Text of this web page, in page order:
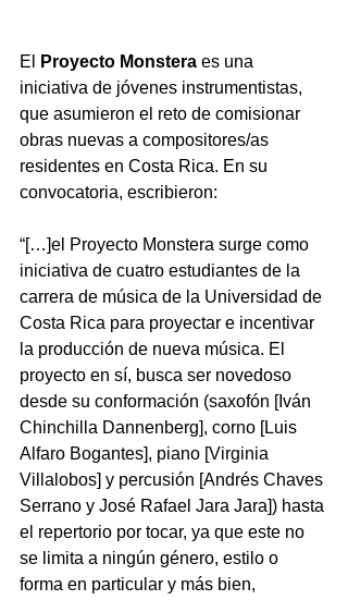
El Proyecto Monstera es una
iniciativa de jóvenes instrumentistas,
que asumieron el reto de comisionar
obras nuevas a compositores/as
residentes en Costa Rica. En su
convocatoria, escribieron:
“[…]el Proyecto Monstera surge como
iniciativa de cuatro estudiantes de la
carrera de música de la Universidad de
Costa Rica para proyectar e incentivar
la producción de nueva música. El
proyecto en sí, busca ser novedoso
desde su conformación (saxofón [Iván
Chinchilla Dannenberg], corno [Luis
Alfaro Bogantes], piano [Virginia
Villalobos] y percusión [Andrés Chaves
Serrano y José Rafael Jara Jara]) hasta
el repertorio por tocar, ya que este no
se limita a ningún género, estilo o
forma en particular y más bien,